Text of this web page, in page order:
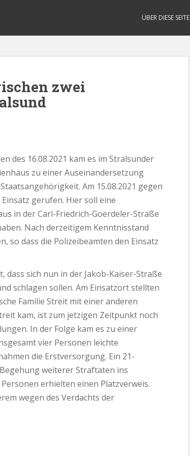
ÜBER DIESE SEITE
zwei
des 16.08.2021 kam es im Stralsunder
zu einer Auseinandersetzung
Am 15.08.2021 gegen
gerufen. Hier soll eine
in der Carl-Friedrich-Goerdeler-Straße
Nach derzeitigem Kenntnisstand
so dass die Polizeibeamten den Einsatz
sich nun in der Jakob-Kaiser-Straße
schlagen sollen. Am Einsatzort stellten
Familie Streit mit einer anderen
kam, ist zum jetzigen Zeitpunkt noch
In der Folge kam es zu einer
vier Personen leichte
die Erstversorgung. Ein 21-
weiterer Straftaten ins
erhielten einen Platzverweis.
wegen des Verdachts der